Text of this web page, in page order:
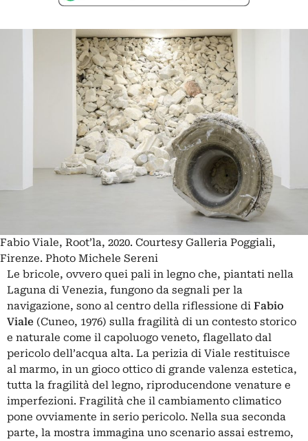
Fabio Viale, Root’la, 2020. Courtesy Galleria Poggiali,
Firenze. Photo Michele Sereni
Le bricole, ovvero quei pali in legno che, piantati nella
Laguna di Venezia, fungono da segnali per la
navigazione, sono al centro della riflessione di Fabio
Viale (Cuneo, 1976) sulla fragilità di un contesto storico
e naturale come il capoluogo veneto, flagellato dal
pericolo dell’acqua alta. La perizia di Viale restituisce
al marmo, in un gioco ottico di grande valenza estetica,
tutta la fragilità del legno, riproducendone venature e
imperfezioni. Fragilità che il cambiamento climatico
pone ovviamente in serio pericolo. Nella sua seconda
parte, la mostra immagina uno scenario assai estremo,